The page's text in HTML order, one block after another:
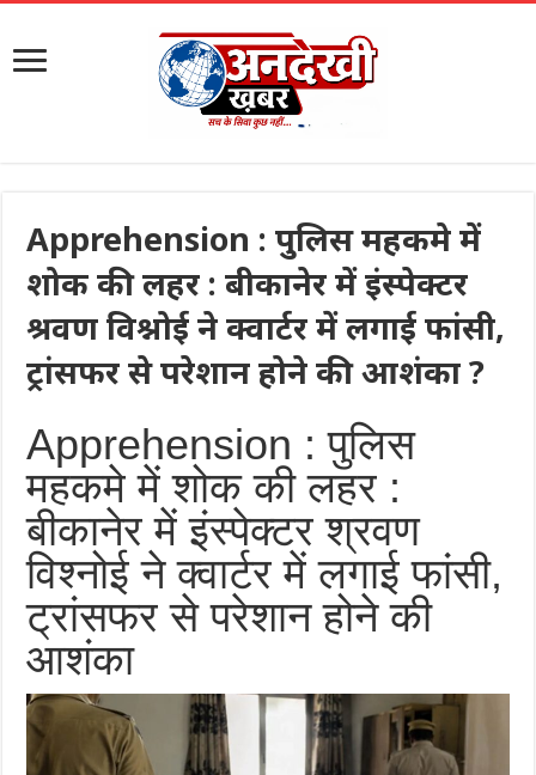
Apprehension : पुलिस महकमे में
शोक की लहर : बीकानेर में इंस्पेक्टर
श्रवण विश्नोई ने क्वार्टर में लगाई फांसी,
ट्रांसफर से परेशान होने की आशंका ?
Apprehension : पुलिस
महकमे में शोक की लहर :
बीकानेर में इंस्पेक्टर श्रवण
विश्नोई ने क्वार्टर में लगाई फांसी,
ट्रांसफर से परेशान होने की
आशंका